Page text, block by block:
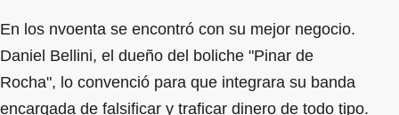
En los nvoenta se encontró con su mejor negocio.
Daniel Bellini, el dueño del boliche "Pinar de
Rocha", lo convenció para que integrara su banda
encargada de falsificar y traficar dinero de todo tipo.